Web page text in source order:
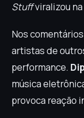
Stuffviralizou
Nos
artistas de
performance.
música
provoca reação